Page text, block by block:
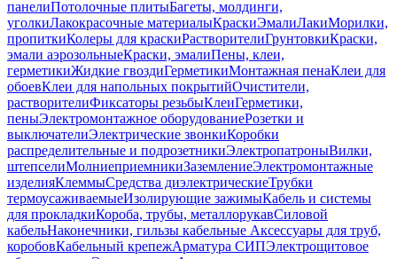
панелиПотолочные плитыБагеты, молдинги,
уголкиЛакокрасочные материалыКраскиЭмалиЛакиМорилки,
пропиткиКолеры для краскиРастворителиГрунтовкиКраски,
эмали аэрозольныеКраски, эмалиПены, клеи,
герметикиЖидкие гвоздиГерметикиМонтажная пенаКлеи для
обоевКлеи для напольных покрытийОчистители,
растворителиФиксаторы резьбыКлеиГерметики,
пеныЭлектромонтажное оборудованиеРозетки и
выключателиЭлектрические звонкиКоробки
распределительные и подрозетникиЭлектропатроныВилки,
штепселиМолниеприемникиЗаземлениеЭлектромонтажные
изделияКлеммыСредства диэлектрическиеТрубки
термоусаживаемыеИзолирующие зажимыКабель и системы
для прокладкиКороба, трубы, металлорукавСиловой
кабельНаконечники, гильзы кабельные Аксессуары для труб,
коробовКабельный крепежАрматура СИПЭлектрощитовое